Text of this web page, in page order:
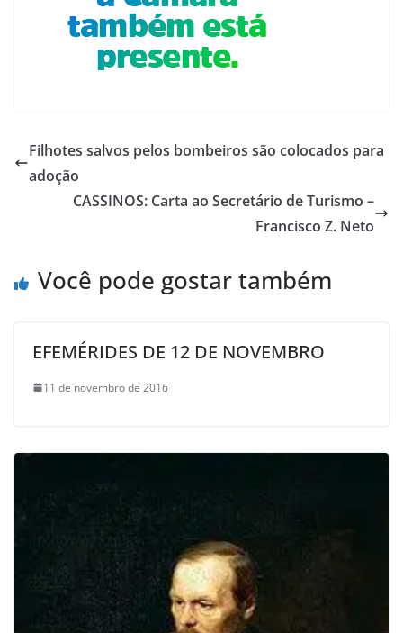
Filhotes salvos pelos bombeiros são colocados para
adoção
CASSINOS: Carta ao Secretário de Turismo –
Francisco Z. Neto
Você pode gostar também
EFEMÉRIDES DE 12 DE NOVEMBRO
11 de novembro de 2016